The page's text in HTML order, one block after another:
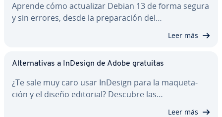
Aprende cómo ac­tua­li­zar Debian 13 de forma segura
y sin errores, desde la pre­pa­ra­ción del…
Leer más
Al­te­r­na­ti­vas a InDesign de Adobe gratuitas
¿Te sale muy caro usar InDesign para la ma­que­ta­
ción y el diseño editorial? Descubre las…
Leer más